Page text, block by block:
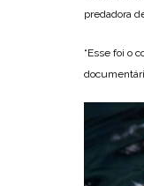
predadora
“Esse foi o